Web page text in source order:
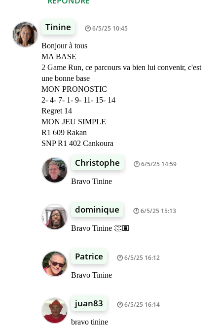
Tinine 6/5/25 10:45
Bonjour à tous
MA BASE
2 Game Run, ce parcours va bien lui convenir, c'est
une bonne base
MON PRONOSTIC
2- 4- 7- 1- 9- 11- 15- 14
Regret 14
MON JEU SIMPLE
R1 609 Rakan
SNP R1 402 Cankoura
Christophe 6/5/25 14:59
Bravo Tinine
dominique 6/5/25 15:13
Bravo Tinine 👏🏾
Patrice 6/5/25 16:12
Bravo Tinine
juan83 6/5/25 16:14
bravo tinine